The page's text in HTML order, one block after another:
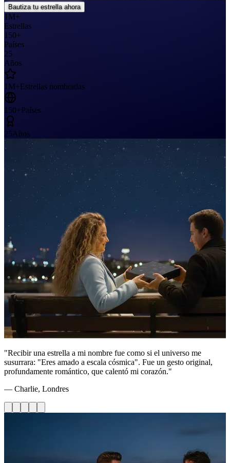
Bautiza tu estrella ahora
1M+
Estrellas
150+
Países
25
Años
1M+Estrellas nombradas
150+Países
25Años
"Recibir una estrella a mi nombre fue como si el universo me
susurrara: "Eres amado a escala cósmica". Fue un gesto original,
profundamente romántico, que calentó mi corazón."
— Charlie, Londres